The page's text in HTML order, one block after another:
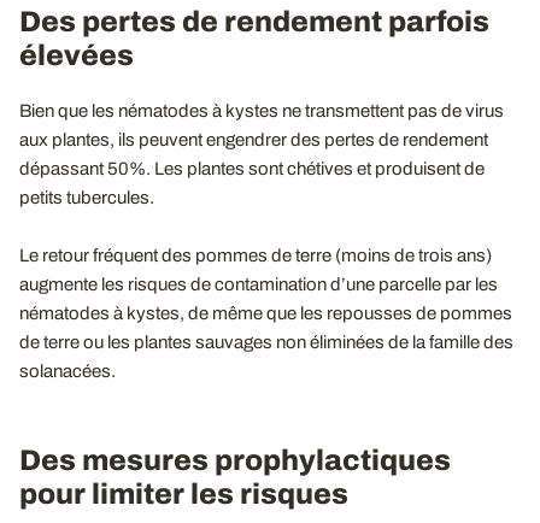
Des pertes de rendement parfois
élevées
Bien que les nématodes à kystes ne transmettent pas de virus
aux plantes, ils peuvent engendrer des pertes de rendement
dépassant 50%. Les plantes sont chétives et produisent de
petits tubercules.
Le retour fréquent des pommes de terre (moins de trois ans)
augmente les risques de contamination d’une parcelle par les
nématodes à kystes, de même que les repousses de pommes
de terre ou les plantes sauvages non éliminées de la famille des
solanacées.
Des mesures prophylactiques
pour limiter les risques